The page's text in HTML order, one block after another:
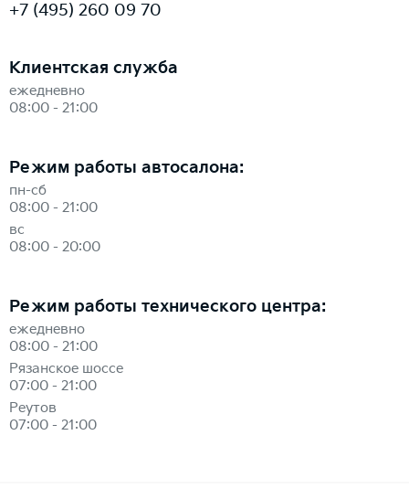
+7 (495) 260 09 70
Клиентская служба
ежедневно
08:00 - 21:00
Режим работы автосалона:
пн-сб
08:00 - 21:00
вс
08:00 - 20:00
Режим работы технического центра:
ежедневно
08:00 - 21:00
Рязанское шоссе
07:00 - 21:00
Реутов
07:00 - 21:00